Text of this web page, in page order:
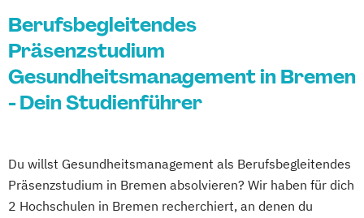
Berufsbegleitendes
Präsenzstudium
Gesundheitsmanagement in Bremen
- Dein Studienführer
Du willst Gesundheitsmanagement als Berufsbegleitendes
Präsenzstudium in Bremen absolvieren? Wir haben für dich
2 Hochschulen in Bremen recherchiert, an denen du